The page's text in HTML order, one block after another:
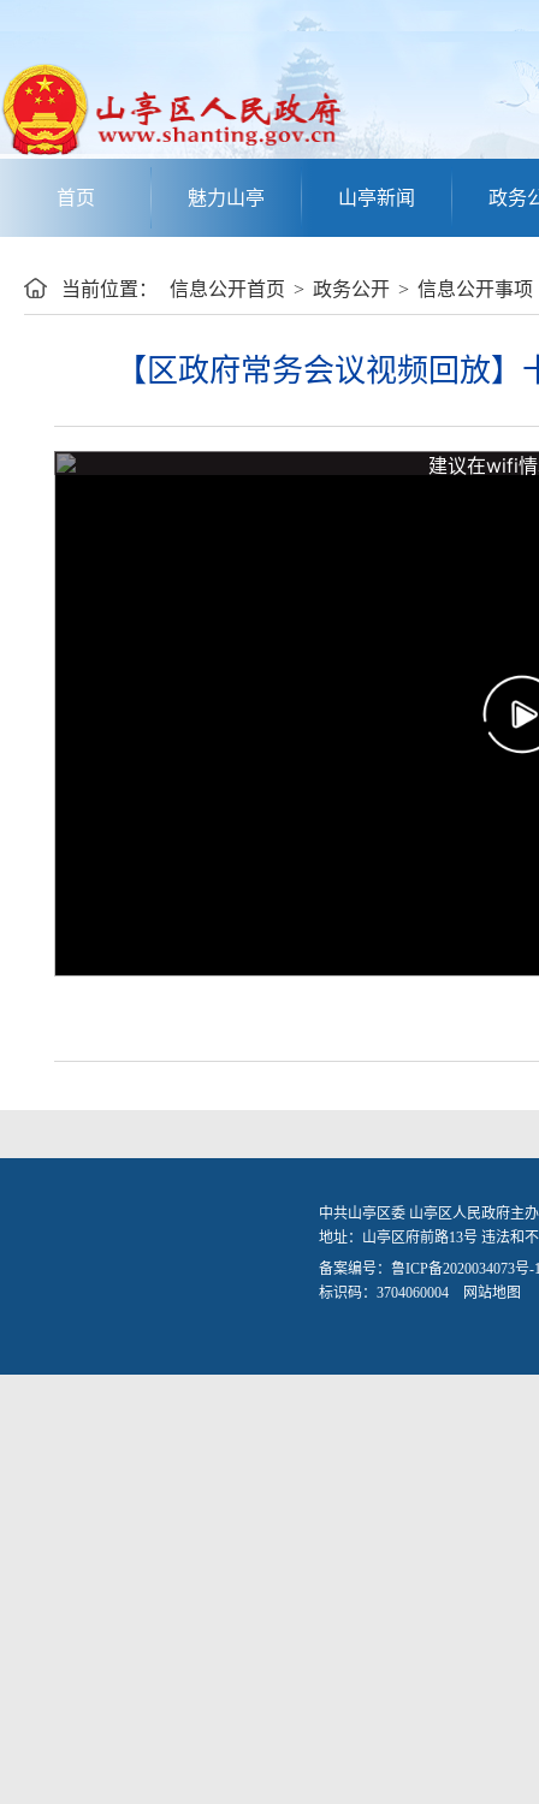
首页 魅力山亭 山亭新闻 政务
当前位置： 信息公开首页 > 政务公开 > 信息公开事项
【区政府常务会议视频回放
中共山亭区委 山亭区人民政府主
地址：山亭区府前路13号 违法和
备案编号： 鲁ICP备2020034073号-
标识码：3704060004 网站地图